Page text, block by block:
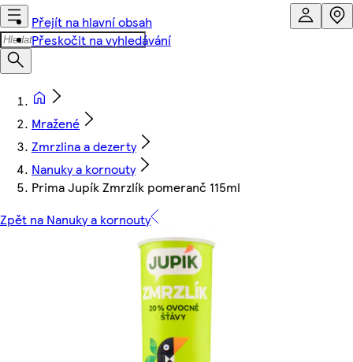
Přejít na hlavní obsah
Přeskočit na vyhledávání
Mražené
Zmrzlina a dezerty
Nanuky a kornouty
Prima Jupík Zmrzlík pomeranč 115ml
Zpět na Nanuky a kornouty